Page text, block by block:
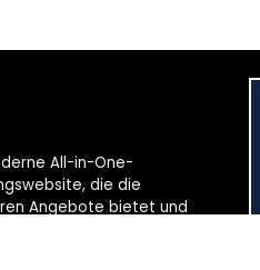
All-in-One-
die die
Angebote bietet und